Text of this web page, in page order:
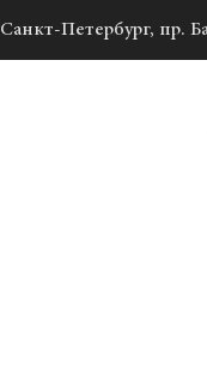
Санкт-Петербург, пр.